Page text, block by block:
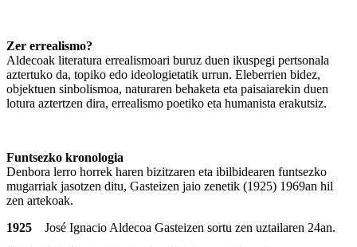
Zer errealismo?
Aldecoak literatura errealismoari buruz duen ikuspegi pertsonala
aztertuko da, topiko edo ideologietatik urrun. Eleberrien bidez,
objektuen sinbolismoa, naturaren behaketa eta paisaiarekin duen
lotura aztertzen dira, errealismo poetiko eta humanista erakutsiz.
Funtsezko kronologia
Denbora lerro horrek haren bizitzaren eta ibilbidearen funtsezko
mugarriak jasotzen ditu, Gasteizen jaio zenetik (1925) 1969an hil
zen artekoak.
1925 José Ignacio Aldecoa Gasteizen sortu zen uztailaren 24an.